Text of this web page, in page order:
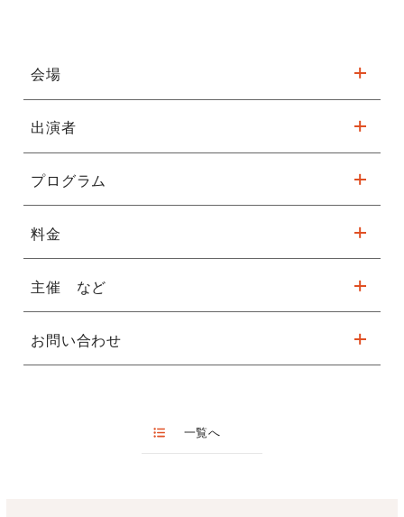
会場
フェニーチェ堺 大ホール
※駐車台数が限られてます。公共交通機関をご利用ください。
詳細はこちら
出演者
乾 文雄
プログラム
講演会
料金
無料
主催 など
主催 真宗大谷派 大阪教区第21組
お問い合わせ
一覧へ